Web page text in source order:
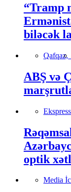
“Tramp
biləcək
Qafqaz,
ABŞ və
optik
Media